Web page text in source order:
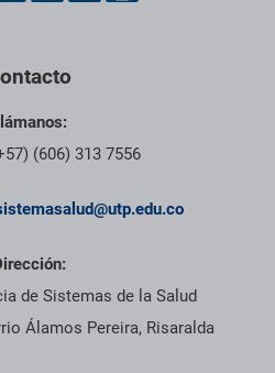
(606) 313 7556
de Sistemas de la Salud
Álamos Pereira, Risaralda